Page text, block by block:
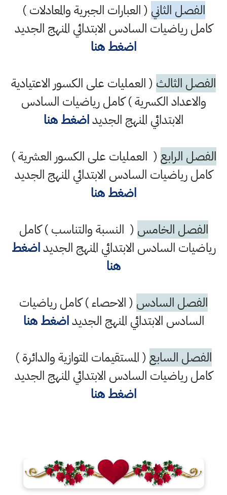
الفصل الثاني ( العبارات الجبرية والمعادلات )
كامل رياضيات السادس الابتدائي المنهج الجديد
اضغط هنا
الفصل الثالث ( العمليات على الكسور الاعتيادية
والاعداد الكسرية ) كامل رياضيات السادس
الابتدائي المنهج الجديداضغط هنا
الفصل الرابع ( العمليات على الكسور العشرية )
كامل رياضيات السادس الابتدائي المنهج الجديد
اضغط هنا
الفصل الخامس ( النسبة والتناسب ) كامل
رياضيات السادس الابتدائي المنهج الجديداضغط
هنا
الفصل السادس ( الاحصاء ) كامل رياضيات
السادس الابتدائي المنهج الجديداضغط هنا
الفصل السابع ( المستقيمات المتوازية والدائرة )
كامل رياضيات السادس الابتدائي المنهج الجديد
اضغط هنا